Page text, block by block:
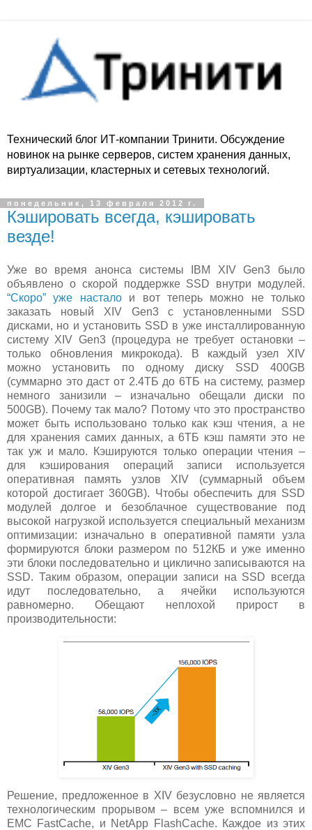
Технический блог ИТ-компании Тринити. Обсуждение
новинок на рынке серверов, систем хранения данных,
виртуализации, кластерных и сетевых технологий.
понедельник, 13 февраля 2012 г.
Кэшировать всегда, кэшировать
везде!
Уже во время анонса системы IBM XIV Gen3 было
объявлено о скорой поддержке SSD внутри модулей.
“Скоро” уже насталои вот теперь можно не только
заказать новый XIV Gen3 с установленными SSD
дисками, но и установить SSD в уже инсталлированную
систему XIV Gen3 (процедура не требует остановки –
только обновления микрокода). В каждый узел XIV
можно установить по одному диску SSD 400GB
(суммарно это даст от 2.4ТБ до 6ТБ на систему, размер
немного занизили – изначально обещали диски по
500GB). Почему так мало? Потому что это пространство
может быть использовано только как кэш чтения, а не
для хранения самих данных, а 6ТБ кэш памяти это не
так уж и мало. Кэшируются только операции чтения –
для кэширования операций записи используется
оперативная память узлов XIV (суммарный объем
которой достигает 360GB). Чтобы обеспечить для SSD
модулей долгое и безоблачное существование под
высокой нагрузкой используется специальный механизм
оптимизации: изначально в оперативной памяти узла
формируются блоки размером по 512КБ и уже именно
эти блоки последовательно и циклично записываются на
SSD. Таким образом, операции записи на SSD всегда
идут последовательно, а ячейки используются
равномерно. Обещают неплохой прирост в
производительности:
Решение, предложенное в XIV безусловно не является
технологическим прорывом – всем уже вспомнился и
EMC FastCache, и NetApp FlashCache. Каждое из этих